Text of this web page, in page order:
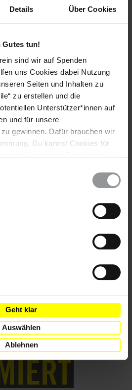
Details Über Cookies
Gutes tun!
sind wir auf Spenden
uns Cookies dabei Nutzung
Seiten und Inhalten zu
zu erstellen und die
Unterstützer*innen auf
und für unsere
gewinnen. Dafür brauchen wir
Du kannst Cookies für
kannst Du über den Link
Geht klar
Auswählen
Ablehnen
Kanäle des Amnesty-Bezirks
der Papua ein!
Petition der indonesischen
Kulturelle Rechte